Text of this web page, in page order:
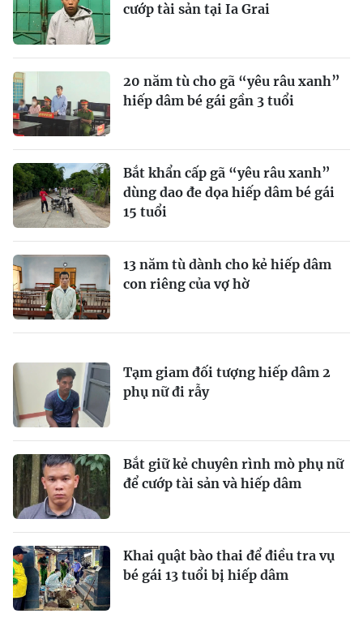
cướp tài sản tại Ia Grai
20 năm tù cho gã “yêu râu xanh”
hiếp dâm bé gái gần 3 tuổi
Bắt khẩn cấp gã “yêu râu xanh”
dùng dao đe dọa hiếp dâm bé gái
15 tuổi
13 năm tù dành cho kẻ hiếp dâm
con riêng của vợ hờ
Tạm giam đối tượng hiếp dâm 2
phụ nữ đi rẫy
Bắt giữ kẻ chuyên rình mò phụ nữ
để cướp tài sản và hiếp dâm
Khai quật bào thai để điều tra vụ
bé gái 13 tuổi bị hiếp dâm